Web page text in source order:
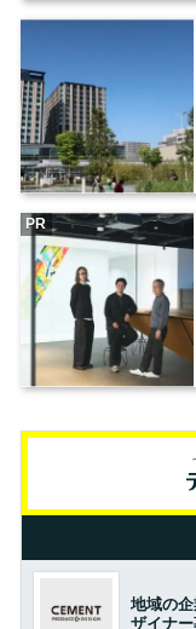
PR
地域の
ザイナー